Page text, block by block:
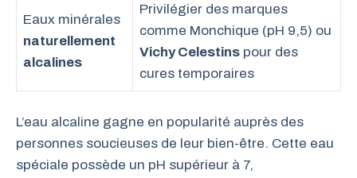
Eaux minérales
naturellement
alcalines
Privilégier des marques
comme Monchique (pH 9,5) ou
Vichy Celestins pour des
cures temporaires
L’eau alcaline gagne en popularité auprès des
personnes soucieuses de leur bien-être. Cette eau
spéciale possède un pH supérieur à 7,